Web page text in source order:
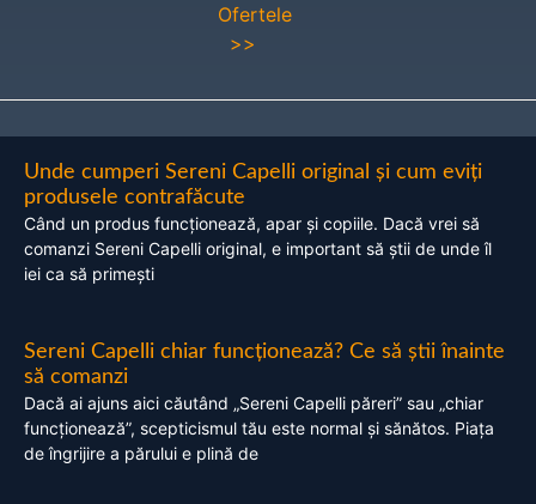
Ofertele
>>
Unde cumperi Sereni Capelli original și cum eviți
produsele contrafăcute
Când un produs funcționează, apar și copiile. Dacă vrei să
comanzi Sereni Capelli original, e important să știi de unde îl
iei ca să primești
Sereni Capelli chiar funcționează? Ce să știi înainte
să comanzi
Dacă ai ajuns aici căutând „Sereni Capelli păreri” sau „chiar
funcționează”, scepticismul tău este normal și sănătos. Piața
de îngrijire a părului e plină de